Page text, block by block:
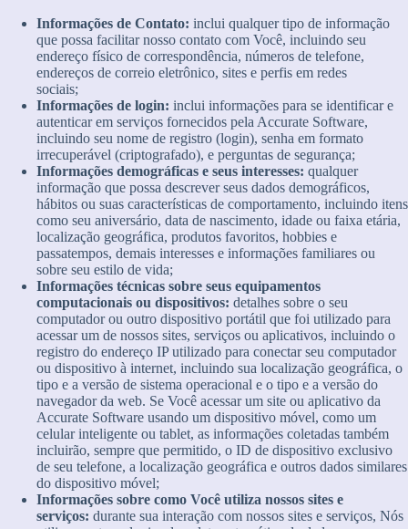
Informações de Contato: inclui qualquer tipo de informação
que possa facilitar nosso contato com Você, incluindo seu
endereço físico de correspondência, números de telefone,
endereços de correio eletrônico, sites e perfis em redes
sociais;
Informações de login: inclui informações para se identificar e
autenticar em serviços fornecidos pela Accurate Software,
incluindo seu nome de registro (login), senha em formato
irrecuperável (criptografado), e perguntas de segurança;
Informações demográficas e seus interesses: qualquer
informação que possa descrever seus dados demográficos,
hábitos ou suas características de comportamento, incluindo itens
como seu aniversário, data de nascimento, idade ou faixa etária,
localização geográfica, produtos favoritos, hobbies e
passatempos, demais interesses e informações familiares ou
sobre seu estilo de vida;
Informações técnicas sobre seus equipamentos
computacionais ou dispositivos: detalhes sobre o seu
computador ou outro dispositivo portátil que foi utilizado para
acessar um de nossos sites, serviços ou aplicativos, incluindo o
registro do endereço IP utilizado para conectar seu computador
ou dispositivo à internet, incluindo sua localização geográfica, o
tipo e a versão de sistema operacional e o tipo e a versão do
navegador da web. Se Você acessar um site ou aplicativo da
Accurate Software usando um dispositivo móvel, como um
celular inteligente ou tablet, as informações coletadas também
incluirão, sempre que permitido, o ID de dispositivo exclusivo
de seu telefone, a localização geográfica e outros dados similares
do dispositivo móvel;
Informações sobre como Você utiliza nossos sites e
serviços: durante sua interação com nossos sites e serviços, Nós